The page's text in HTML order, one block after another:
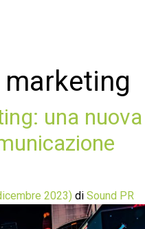
una nuova
2023) di Sound PR